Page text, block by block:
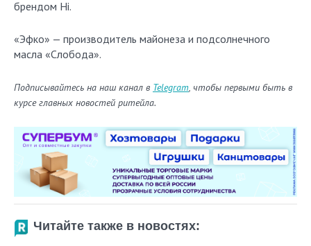
брендом Hi.
«Эфко» — производитель майонеза и подсолнечного
масла «Слобода».
Подписывайтесь на наш канал в Telegram, чтобы первыми быть в
курсе главных новостей ритейла.
Читайте также в новостях: